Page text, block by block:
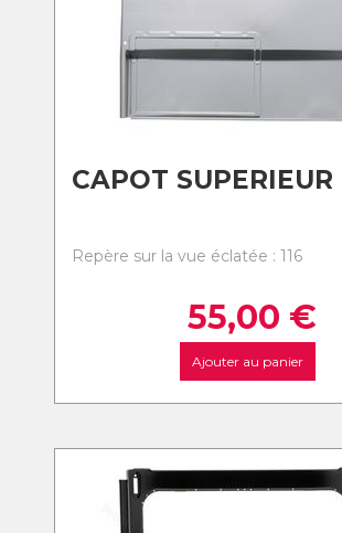
CAPOT SUPERIEUR
Repère sur la vue éclatée : 116
55,00 €
Ajouter au panier